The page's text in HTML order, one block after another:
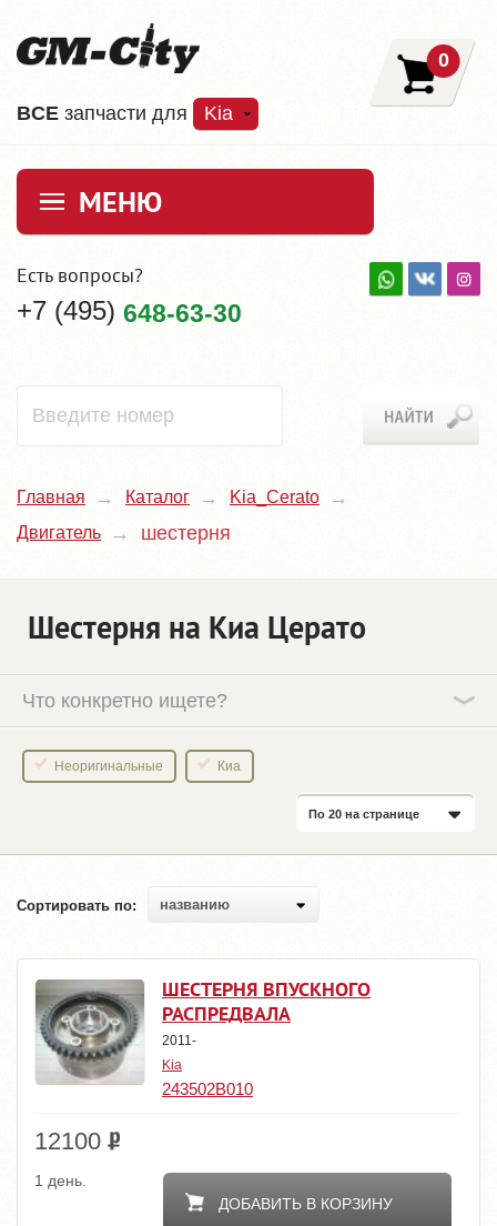
ВCE запчасти для Kia
0
МЕНЮ
Есть вопросы?
+7 (495) 648-63-30
Главная Каталог
Kia_Cerato
Двигатель
шестерня
Шестерня на Киа Церато
Что конкретно ищете?
Неоригинальные Киа
По 20 на странице
Сортировать по: названию
ШЕСТЕРНЯ ВПУСКНОГО
РАСПРЕДВАЛА
2011-
Kia
243502B010
12100
ДОБАВИТЬ В КОРЗИНУ
1 день.